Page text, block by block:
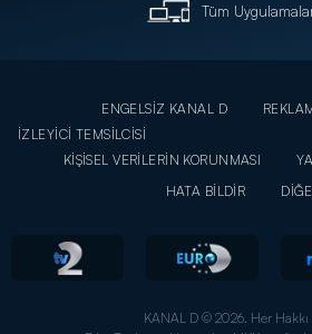
Tüm
ENGELSİZ KANAL D
İZLEYİCİ TEMSİLCİSİ
KİŞİSEL VERİLERİN KORUNMASI
HATA BİLDİR
KANAL D © 2026. Her Hakkı